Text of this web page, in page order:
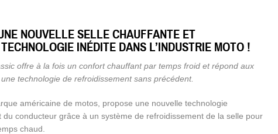
NOUVELLE SELLE CHAUFFANTE ET
INÉDITE DANS L’INDUSTRIE MOTO !
offre à la fois un confort chauffant par temps froid et répond aux
technologie de refroidissement sans précédent.
américaine de motos, propose une nouvelle technologie
conducteur grâce à un système de refroidissement de la selle pour
chaud.